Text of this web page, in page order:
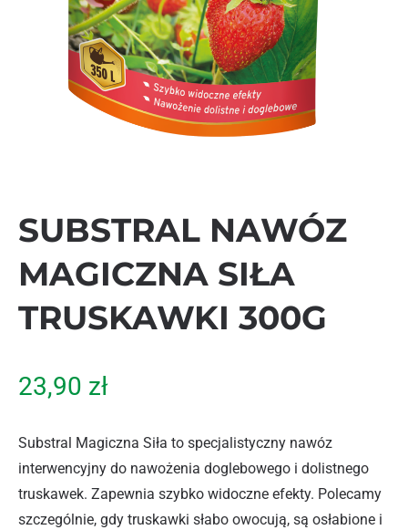
SUBSTRAL NAWÓZ
MAGICZNA SIŁA
TRUSKAWKI 300G
23,90 zł
Substral Magiczna Siła to specjalistyczny nawóz
interwencyjny do nawożenia doglebowego i dolistnego
truskawek. Zapewnia szybko widoczne efekty. Polecamy
szczególnie, gdy truskawki słabo owocują, są osłabione i